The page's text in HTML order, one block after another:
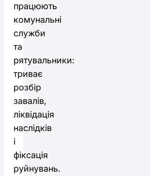
працюють
комунальні
служби
та
рятувальники:
триває
розбір
завалів,
ліквідація
наслідків
і
фіксація
руйнувань.